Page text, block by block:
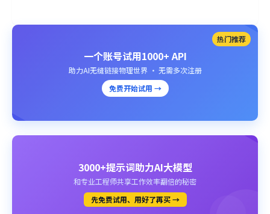
热门推荐
一个账号试用1000+ API
助力AI无缝链接物理世界 · 无需多次注册
免费开始试用 →
3000+提示词助力AI大模型
和专业工程师共享工作效率翻倍的秘密
先免费试用、用好了再买 →